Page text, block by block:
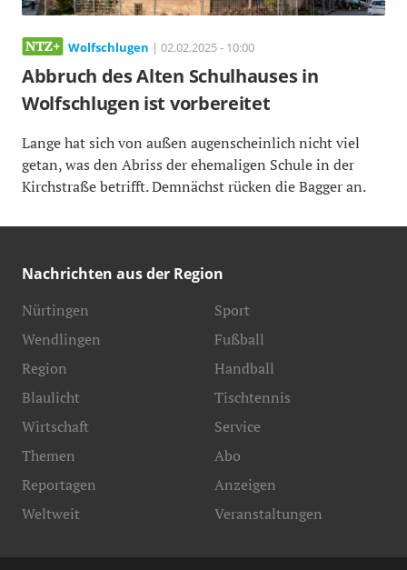
Wolfschlugen | 02.02.2025 - 10:00
Abbruch des Alten Schulhauses in
Wolfschlugen ist vorbereitet
Lange hat sich von außen augenscheinlich nicht viel
getan, was den Abriss der ehemaligen Schule in der
Kirchstraße betrifft. Demnächst rücken die Bagger an.
Nachrichten aus der Region
Nürtingen
Wendlingen
Region
Blaulicht
Sport
Fußball
Handball
Tischtennis
Wirtschaft
Themen
Reportagen
Weltweit
Service
Abo
Anzeigen
Veranstaltungen